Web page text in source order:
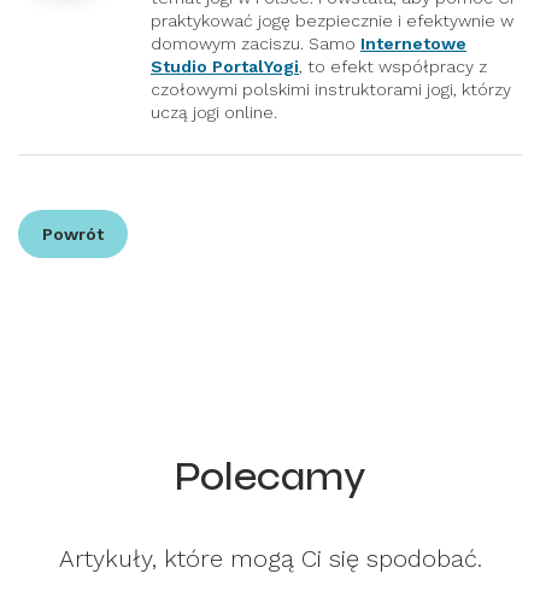
praktykować jogę bezpiecznie i efektywnie w
domowym zaciszu. Samo Internetowe
Studio PortalYogi, to efekt współpracy z
czołowymi polskimi instruktorami jogi, którzy
uczą jogi online.
Powrót
Polecamy
Artykuły, które mogą Ci się spodobać.